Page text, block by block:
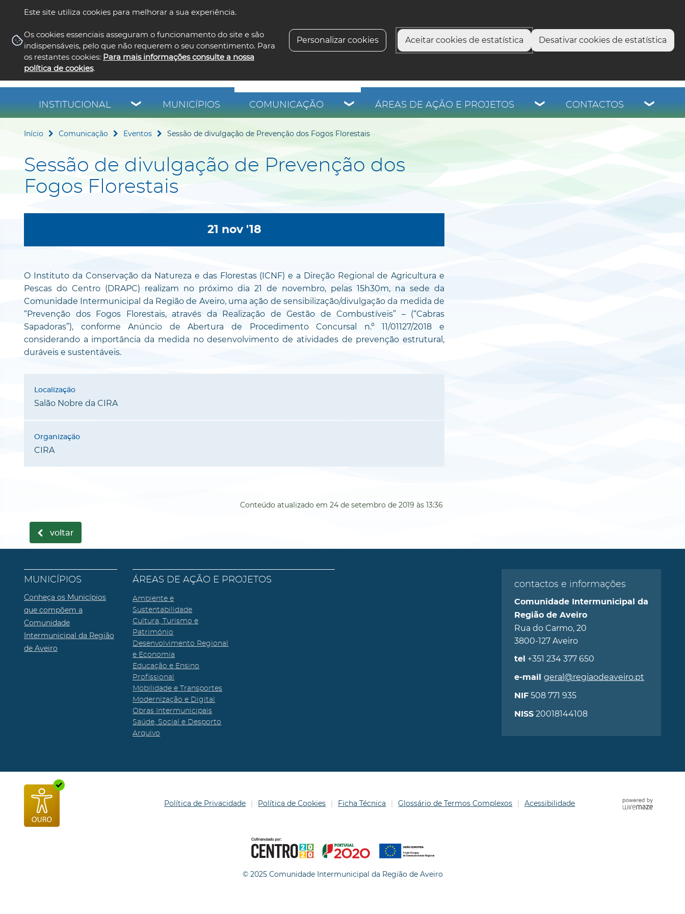
Este site utiliza cookies para melhorar a sua experiência.
Os cookies essenciais asseguram o funcionamento do site e são
indispensáveis, pelo que não requerem o seu consentimento. Para
os restantes cookies: Para mais informações consulte a nossa
política de cookies.
Personalizar cookies Aceitar cookies de estatística Desativar cookies de estatística
INSTITUCIONAL MUNICÍPIOS COMUNICAÇÃO ÁREAS DE AÇÃO E PROJETOS CONTACTOS
Início Comunicação Eventos Sessão de divulgação de Prevenção dos Fogos Florestais
Sessão de divulgação de Prevenção dos
Fogos Florestais
21 nov '18
O Instituto da Conservação da Natureza e das Florestas (ICNF) e a Direção Regional de Agricultura e
Pescas do Centro (DRAPC) realizam no próximo dia 21 de novembro, pelas 15h30m, na sede da
Comunidade Intermunicipal da Região de Aveiro, uma ação de sensibilização/divulgação da medida de
“Prevenção dos Fogos Florestais, através da Realização de Gestão de Combustíveis” – (“Cabras
Sapadoras”), conforme Anúncio de Abertura de Procedimento Concursal n.º 11/01127/2018 e
considerando a importância da medida no desenvolvimento de atividades de prevenção estrutural,
duráveis e sustentáveis.
Salão Nobre da CIRA
CIRA
Conteúdo atualizado em 24 de setembro de 2019 às 13:36
voltar
MUNICÍPIOS
Conheça os Municípios
que compõem a
Comunidade
Intermunicipal da Região
de Aveiro
ÁREAS DE AÇÃO E PROJETOS
Ambiente e
Sustentabilidade
Cultura, Turismo e
Património
Desenvolvimento Regional
e Economia
Educação e Ensino
Profissional
Mobilidade e Transportes
Modernização e Digital
Obras Intermunicipais
Saúde, Social e Desporto
Arquivo
contactos e informações
Comunidade Intermunicipal da
Região de Aveiro
Rua do Carmo, 20
3800-127 Aveiro
tel +351 234 377 650
e-mail geral@regiaodeaveiro.pt
NIF508 771 935
NISS20018144108
Política de Privacidade Política de Cookies Ficha Técnica Glossário de Termos Complexos Acessibilidade
© 2025 Comunidade Intermunicipal da Região de Aveiro